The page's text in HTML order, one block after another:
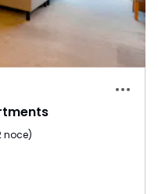
noce)